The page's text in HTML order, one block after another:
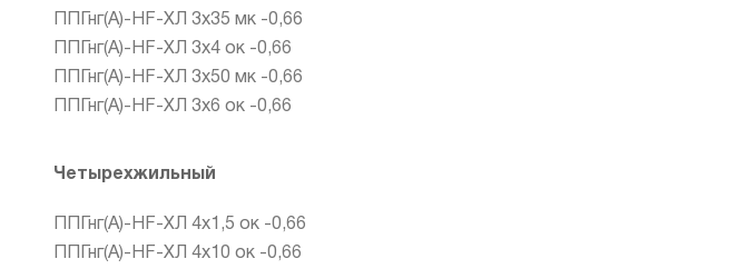
ППГнг(А)-HF-ХЛ 3х35 мк -0,66
ППГнг(А)-HF-ХЛ 3х4 ок -0,66
ППГнг(А)-HF-ХЛ 3х50 мк -0,66
ППГнг(А)-HF-ХЛ 3х6 ок -0,66
Четырехжильный
ППГнг(А)-HF-ХЛ 4х1,5 ок -0,66
ППГнг(А)-HF-ХЛ 4х10 ок -0,66